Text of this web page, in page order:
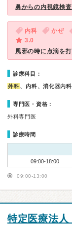
鼻からの内視鏡検
内科 かぜ
3.0
風邪の時に点滴を
診療科目：
外科、内科、消化器内
専門医・資格：
外科専門医
診療時間
09:00-18:00
09:00-13:00
特定医療法